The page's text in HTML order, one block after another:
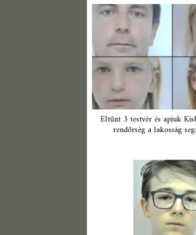
Eltűnt 3 testvér és apjuk
rendőrség a lakosság